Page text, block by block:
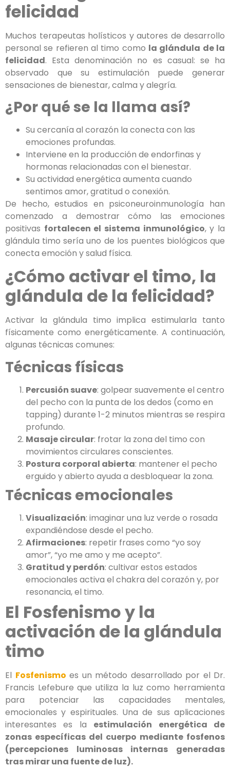
felicidad
Muchos terapeutas holísticos y autores de desarrollo
personal se refieren al timo como la glándula de la
felicidad. Esta denominación no es casual: se ha
observado que su estimulación puede generar
sensaciones de bienestar, calma y alegría.
¿Por qué se la llama así?
Su cercanía al corazón la conecta con las
emociones profundas.
Interviene en la producción de endorfinas y
hormonas relacionadas con el bienestar.
Su actividad energética aumenta cuando
sentimos amor, gratitud o conexión.
De hecho, estudios en psiconeuroinmunología han
comenzado a demostrar cómo las emociones
positivas fortalecen el sistema inmunológico, y la
glándula timo sería uno de los puentes biológicos que
conecta emoción y salud física.
¿Cómo activar el timo, la
glándula de la felicidad?
Activar la glándula timo implica estimularla tanto
físicamente como energéticamente. A continuación,
algunas técnicas comunes:
Técnicas físicas
Percusión suave: golpear suavemente el centro
del pecho con la punta de los dedos (como en
tapping) durante 1-2 minutos mientras se respira
profundo.
Masaje circular: frotar la zona del timo con
movimientos circulares conscientes.
Postura corporal abierta: mantener el pecho
erguido y abierto ayuda a desbloquear la zona.
Técnicas emocionales
Visualización: imaginar una luz verde o rosada
expandiéndose desde el pecho.
Afirmaciones: repetir frases como “yo soy
amor”, “yo me amo y me acepto”.
Gratitud y perdón: cultivar estos estados
emocionales activa el chakra del corazón y, por
resonancia, el timo.
El Fosfenismo y la
activación de la glándula
timo
El Fosfenismo es un método desarrollado por el Dr.
Francis Lefebure que utiliza la luz como herramienta
para potenciar las capacidades mentales,
emocionales y espirituales. Una de sus aplicaciones
interesantes es la estimulación energética de
zonas específicas del cuerpo mediante fosfenos
(percepciones luminosas internas generadas
tras mirar una fuente de luz).